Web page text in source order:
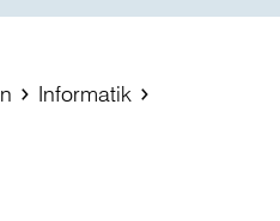
Informatik